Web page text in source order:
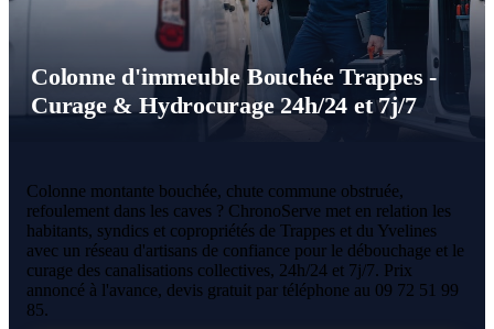
Colonne d'immeuble Bouchée Trappes -
Curage & Hydrocurage 24h/24 et 7j/7
Colonne montante bouchée, chute commune obstruée,
refoulement dans les caves ? ChronoServe met en relation les
habitants, syndics et copropriétés de Trappes et du Yvelines
avec un réseau d'artisans de confiance pour le débouchage et le
curage des canalisations collectives, 24h/24 et 7j/7. Prix
annoncé à l'avance, devis gratuit par téléphone au 09 72 51 99
85.